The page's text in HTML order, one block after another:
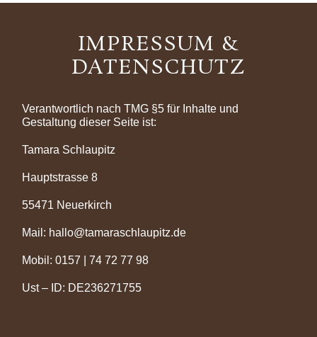
IMPRESSUM &
DATENSCHUTZ
Verantwortlich nach TMG §5 für Inhalte und
Gestaltung dieser Seite ist:
Tamara Schlaupitz
Hauptstrasse 8
55471 Neuerkirch
Mail: hallo@tamaraschlaupitz.de
Mobil: 0157 | 74 72 77 98
Ust – ID: DE236271755